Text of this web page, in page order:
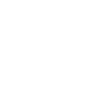
提案。 ボムシ